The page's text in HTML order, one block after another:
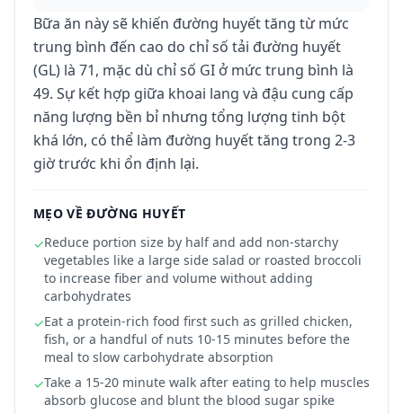
Bữa ăn này sẽ khiến đường huyết tăng từ mức
trung bình đến cao do chỉ số tải đường huyết
(GL) là 71, mặc dù chỉ số GI ở mức trung bình là
49. Sự kết hợp giữa khoai lang và đậu cung cấp
năng lượng bền bỉ nhưng tổng lượng tinh bột
khá lớn, có thể làm đường huyết tăng trong 2-3
giờ trước khi ổn định lại.
MẸO VỀ ĐƯỜNG HUYẾT
✓Reduce portion size by half and add non-starchy
vegetables like a large side salad or roasted broccoli
to increase fiber and volume without adding
carbohydrates
✓Eat a protein-rich food first such as grilled chicken,
fish, or a handful of nuts 10-15 minutes before the
meal to slow carbohydrate absorption
✓Take a 15-20 minute walk after eating to help muscles
absorb glucose and blunt the blood sugar spike